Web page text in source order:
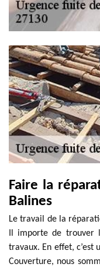
Faire la
Balines
Le travail de la
Il importe de trouver
travaux. En effet, c’est
Couverture, nous